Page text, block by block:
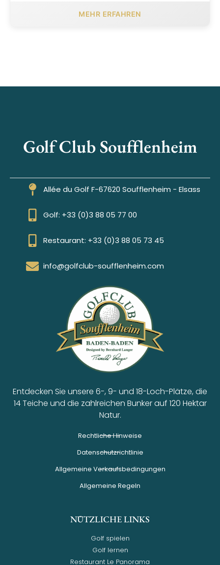
MEHR ERFAHREN
Golf Club Soufflenheim
Allée du Golf F-67620 Soufflenheim - Elsass
Golf: +33 (0)3 88 05 77 00
Restaurant: +33 (0)3 88 05 73 45
info@golfclub-soufflenheim.com
Entdecken Sie unsere 6-, 9- und 18-Loch-Plätze, die
14 Teiche und die zahlreichen Bunker auf 120 Hektar
Natur.
Rechtliche Hinweise
Datenschutzrichtlinie
Allgemeine Verkaufsbedingungen
Allgemeine Regeln
NÜTZLICHE LINKS
Golf spielen
Golf lernen
Restaurant Le Panorama